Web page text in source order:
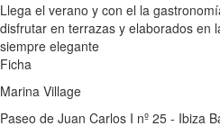
Llega el verano y con el la
disfrutar en terrazas y elaborados en
siempre elegante
Ficha
Marina Village
Paseo de Juan Carlos I nº 25 - Ibiza